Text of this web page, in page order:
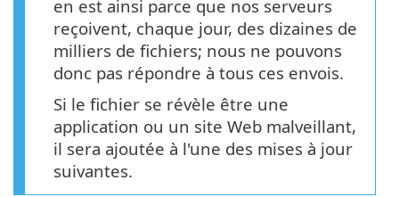
en est ainsi parce que nos serveurs
reçoivent, chaque jour, des dizaines de
milliers de fichiers; nous ne pouvons
donc pas répondre à tous ces envois.
Si le fichier se révèle être une
application ou un site Web malveillant,
il sera ajoutée à l'une des mises à jour
suivantes.